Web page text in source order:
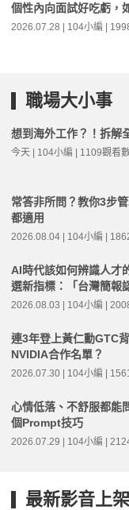
個性內向面試好吃虧，
2026.07.28 | 104小編 |
職場大小事
想到海外工作？！拆解
今天 | 104小編 | 1109觀看
常答非所問？教你3步
都適用
2026.08.04 | 104小編 |
AI時代該如何辨識人才
選新指標：「台灣簡報
2026.08.03 | 104小編 |
連3年登上黃仁勳GTC
NVIDIA合作名單？
2026.07.30 | 104小編 |
心情低落、不舒服都能
個Prompt技巧
2026.07.29 | 104小編 |
最新影音上架